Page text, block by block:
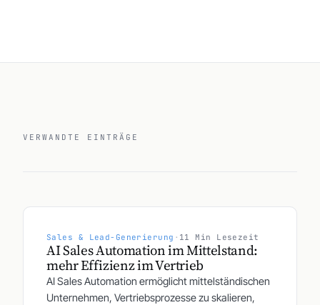
VERWANDTE EINTRÄGE
Sales & Lead-Generierung · 11 Min Lesezeit
AI Sales Automation im Mittelstand:
mehr Effizienz im Vertrieb
AI Sales Automation ermöglicht mittelständischen
Unternehmen, Vertriebsprozesse zu skalieren,